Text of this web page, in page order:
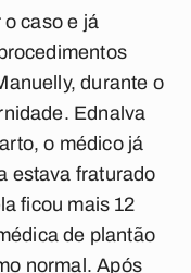
caso e já
durante o
Ednalva
o médico já
estava fraturado
ficou mais 12
de plantão
normal. Após